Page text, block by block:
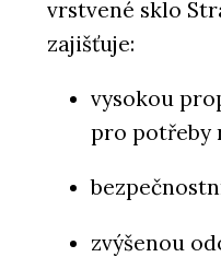
vrstvené sklo
zajišťuje:
vysokou
pro potřeby
zvýšenou